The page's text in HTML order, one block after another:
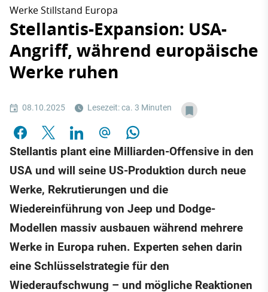
Werke Stillstand Europa
Stellantis-Expansion: USA-
Angriff, während europäische
Werke ruhen
08.10.2025 Lesezeit: ca. 3 Minuten
Stellantis plant eine Milliarden-Offensive in den
USA und will seine US-Produktion durch neue
Werke, Rekrutierungen und die
Wiedereinführung von Jeep und Dodge-
Modellen massiv ausbauen während mehrere
Werke in Europa ruhen. Experten sehen darin
eine Schlüsselstrategie für den
Wiederaufschwung – und mögliche Reaktionen